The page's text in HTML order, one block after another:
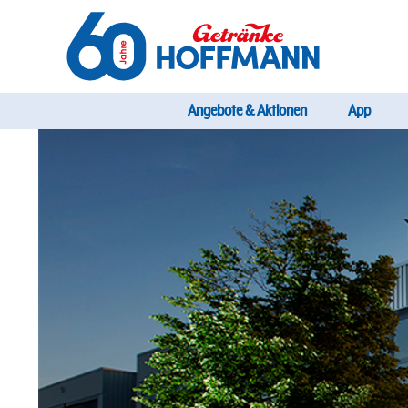
Startseite Getränke Hoffmann
Angebote & Aktionen App